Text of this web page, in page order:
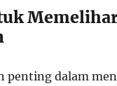
penting dalam